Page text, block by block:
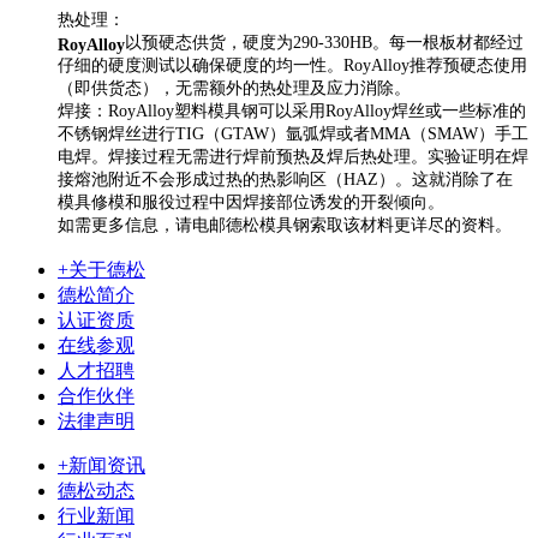
热处理：
RoyAlloy以预硬态供货，硬度为290-330HB。每一根板材都经过
仔细的硬度测试以确保硬度的均一性。RoyAlloy推荐预硬态使用
（即供货态），无需额外的热处理及应力消除。
焊接：RoyAlloy塑料模具钢可以采用RoyAlloy焊丝或一些标准的
不锈钢焊丝进行TIG（GTAW）氩弧焊或者MMA（SMAW）手工
电焊。焊接过程无需进行焊前预热及焊后热处理。实验证明在焊
接熔池附近不会形成过热的热影响区（HAZ）。这就消除了在
模具修模和服役过程中因焊接部位诱发的开裂倾向。
如需更多信息，请电邮德松模具钢索取该材料更详尽的资料。
+关于德松
德松简介
认证资质
在线参观
人才招聘
合作伙伴
法律声明
+新闻资讯
德松动态
行业新闻